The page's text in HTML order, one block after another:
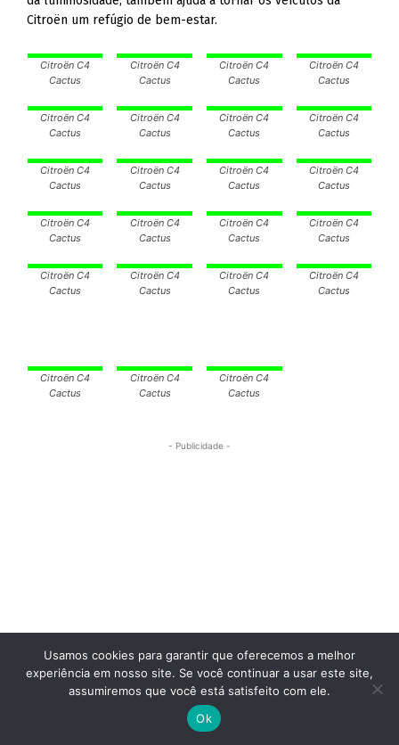
Citroën um refúgio de bem-estar.
Citroën C4
Cactus
Citroën C4
Cactus
Citroën C4
Cactus
Citroën C4
Cactus
Citroën C4
Cactus
Citroën C4
Cactus
Citroën C4
Cactus
Citroën C4
Cactus
Citroën C4
Cactus
Citroën C4
Cactus
Citroën C4
Cactus
Citroën C4
Cactus
Citroën C4
Cactus
Citroën C4
Cactus
Citroën C4
Cactus
Citroën C4
Cactus
Citroën C4
Cactus
Citroën C4
Cactus
Citroën C4
Cactus
Citroën C4
Cactus
Citroën C4
Cactus
Citroën C4
Cactus
- Publicidade -
Usamos cookies para garantir que oferecemos a melhor
experiência em nosso site. Se você continuar a usar este site,
assumiremos que você está satisfeito com ele.
Ok